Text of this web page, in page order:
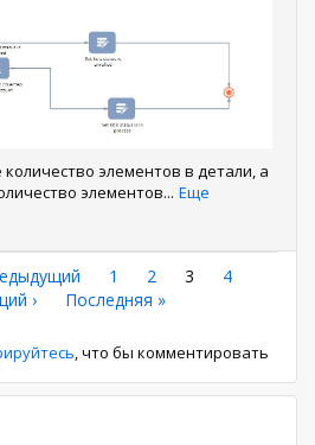
элементов в детали, а
элементов... Еще
Страница
1 Страница
2
Текущая
3 Страница
4
›
Последняя
Последняя »
, что бы комментировать